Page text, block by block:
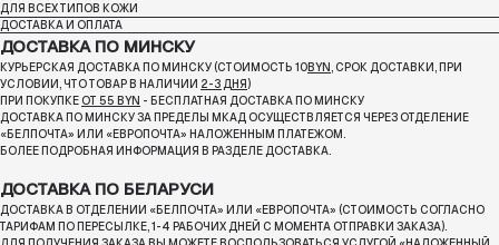
ДЛЯ ВСЕХ ТИПОВ КОЖИ
ДОСТАВКА И ОПЛАТА
ДОСТАВКА ПО МИНСКУ
КУРЬЕРСКАЯ ДОСТАВКА ПО МИНСКУ (СТОИМОСТЬ 10BYN, СРОК ДОСТАВКИ, ПРИ
УСЛОВИИ, ЧТО ТОВАР В НАЛИЧИИ 2-3 ДНЯ )
ПРИ ПОКУПКЕ ОТ 55 BYN - БЕСПЛАТНАЯ ДОСТАВКА ПО МИНСКУ
ДОСТАВКА ПО МИНСКУ ЗА ПРЕДЕЛЫ МКАД ОСУЩЕСТВЛЯЕТСЯ ЧЕРЕЗ ОТДЕЛЕНИЕ
«БЕЛПОЧТА» ИЛИ «ЕВРОПОЧТА» НАЛОЖЕННЫМ ПЛАТЕЖОМ.
БОЛЕЕ ПОДРОБНАЯ ИНФОРМАЦИЯ В РАЗДЕЛЕ ДОСТАВКА.
ДОСТАВКА ПО БЕЛАРУСИ
ДОСТАВКА В ОТДЕЛЕНИИ «БЕЛПОЧТА» ИЛИ «ЕВРОПОЧТА» (СТОИМОСТЬ СОГЛАСНО
ТАРИФАМ ПО ПЕРЕСЫЛКЕ, 1-4 РАБОЧИХ ДНЕЙ С МОМЕНТА ОТПРАВКИ ЗАКАЗА).